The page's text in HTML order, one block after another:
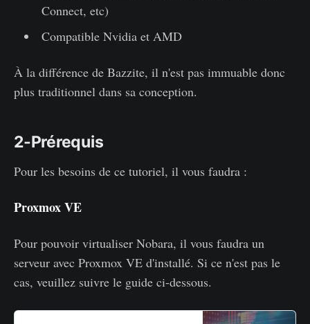
Connect, etc)
Compatible Nvidia et AMD
À la différence de Bazzite, il n'est pas immuable donc
plus traditionnel dans sa conception.
2-Prérequis
Pour les besoins de ce tutoriel, il vous faudra :
Proxmox VE
Pour pouvoir virtualiser Nobara, il vous faudra un
serveur avec Proxmox VE d'installé. Si ce n'est pas le
cas, veuillez suivre le guide ci-dessous.